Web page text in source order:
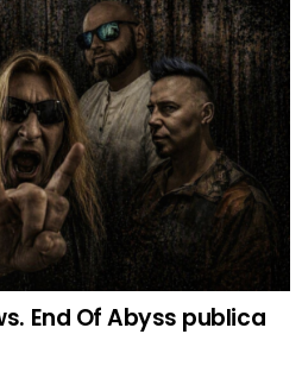
End Of Abyss publica